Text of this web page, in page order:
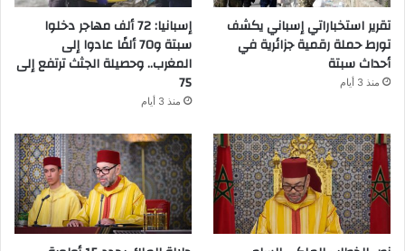
تقرير استخباراتي إسباني يكشف
تورط حملة رقمية جزائرية في
أحداث سبتة
منذ 3 أيام
إسبانيا: 72 ألف مهاجر دخلوا
سبتة و70 ألفًا عادوا إلى
المغرب.. وحصيلة الجثث ترتفع إلى
75
منذ 3 أيام